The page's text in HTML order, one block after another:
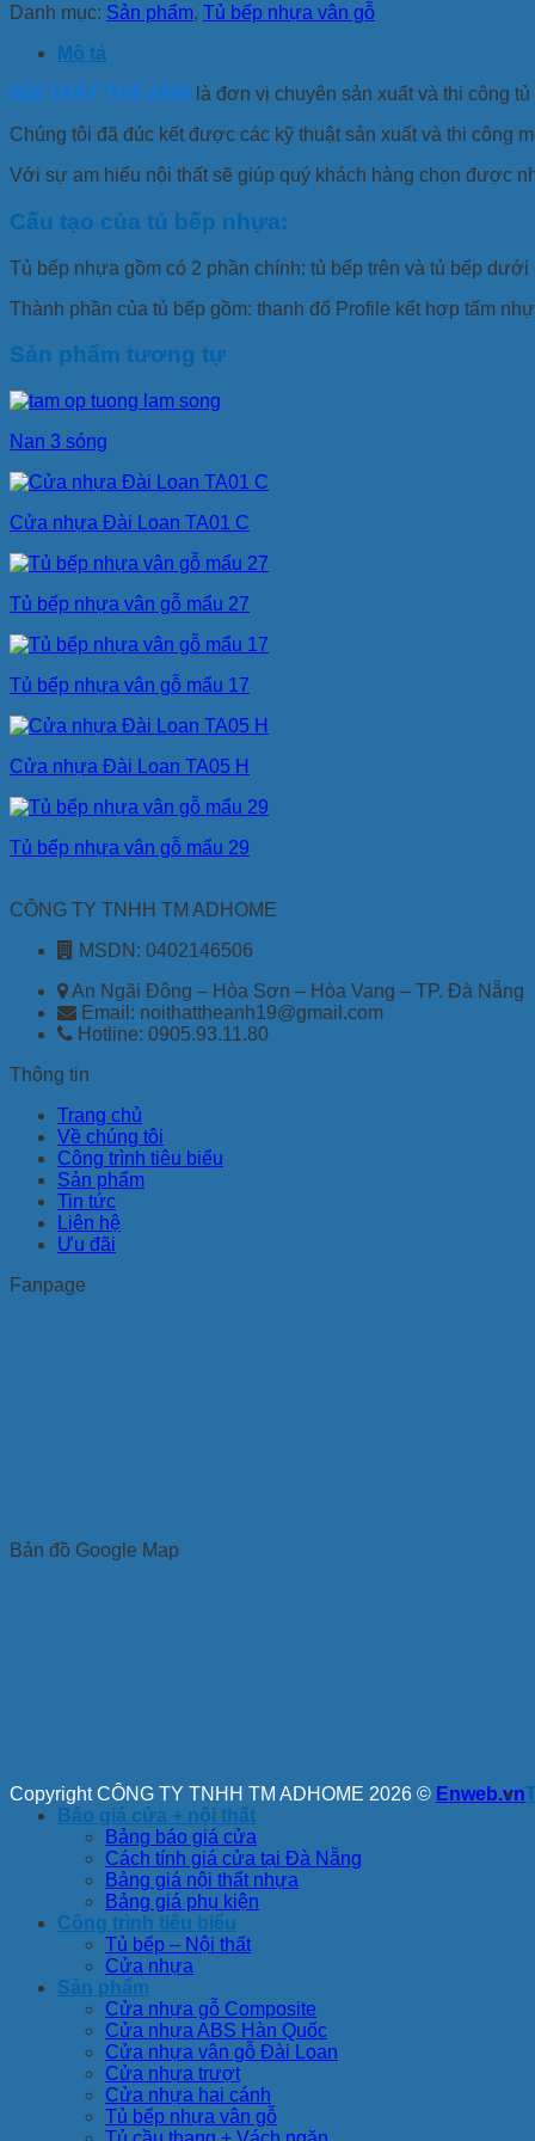
Danh mục: Sản phẩm, Tủ bếp nhựa vân gỗ
Mô tả
NỘI THẤT THẾ ANH
là đơn vị chuyên sản xuất và thi công
Chúng tôi đã đúc kết được các kỹ thuật sản xuất và thi công
Với sự am hiểu nội thất sẽ giúp quý khách hàng chọn được
Cấu tạo của tủ bếp nhựa:
Tủ bếp nhựa gồm có 2 phần chính: tủ bếp trên và tủ bếp dưới
Thành phần của tủ bếp gồm: thanh đố Profile kết hợp tấm
Sản phẩm tương tự
Nan 3 sóng
Cửa nhựa Đài Loan TA01 C
Tủ bếp nhựa vân gỗ mẩu 27
Tủ bếp nhựa vân gỗ mẩu 17
Cửa nhựa Đài Loan TA05 H
Tủ bếp nhựa vân gỗ mẩu 29
CÔNG TY TNHH TM ADHOME
MSDN: 0402146506
An Ngãi Đông – Hòa Sơn – Hòa Vang – TP. Đà Nẵng
Email: noithattheanh19@gmail.com
Hotline: 0905.93.11.80
Thông tin
Trang chủ
Về chúng tôi
Công trình tiêu biểu
Sản phẩm
Tin tức
Liên hệ
Ưu đãi
Fanpage
Bản đồ Google Map
Copyright CÔNG TY TNHH TM ADHOME 2026 © Enweb.vn
Báo giá cửa + nội thất
Bảng báo giá cửa
Cách tính giá cửa tại Đà Nẵng
Bảng giá nội thất nhựa
Bảng giá phụ kiện
Công trình tiêu biểu
Tủ bếp – Nội thất
Cửa nhựa
Sản phẩm
Cửa nhựa gỗ Composite
Cửa nhựa ABS Hàn Quốc
Cửa nhựa vân gỗ Đài Loan
Cửa nhựa trượt
Cửa nhựa hai cánh
Tủ bếp nhựa vân gỗ